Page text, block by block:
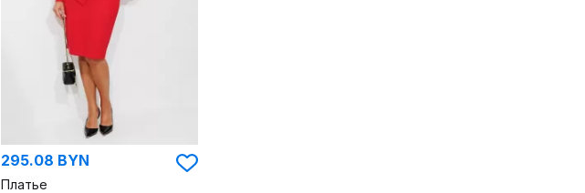
295.08 BYN
Платье